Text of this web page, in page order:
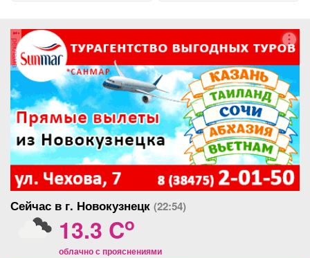
реклама
Сейчас в г. Новокузнецк (22:54)
13.3 Co
облачно с прояснениями